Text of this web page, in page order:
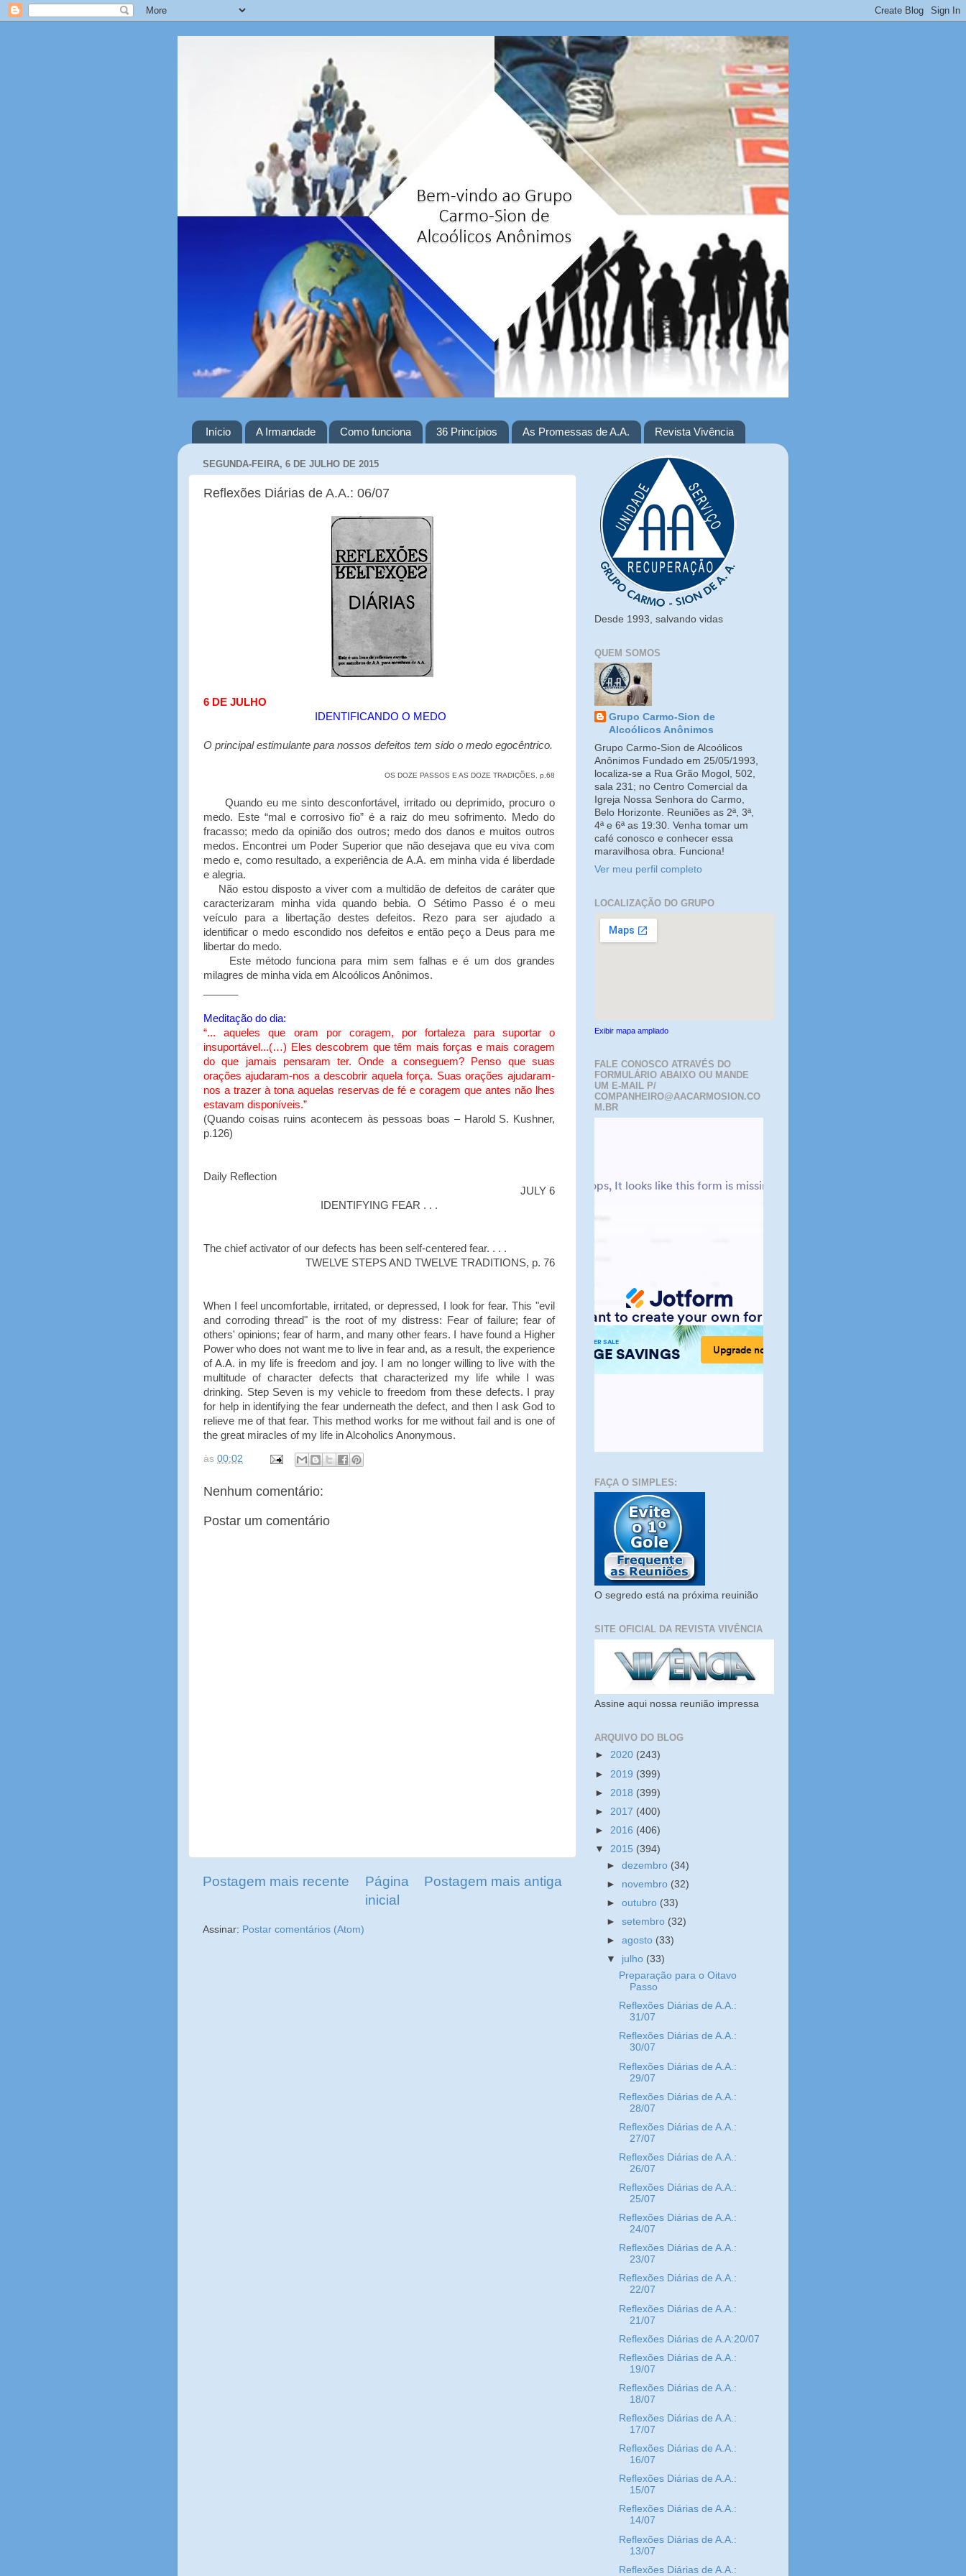
Início A Irmandade Como funciona 36 Princípios As Promessas de A.A. Revista Vivência
SEGUNDA-FEIRA, 6 DE JULHO DE 2015
Reflexões Diárias de A.A.: 06/07
6 DE JULHO
IDENTIFICANDO O MEDO
O principal estimulante para nossos defeitos tem sido o medo egocêntrico.
OS DOZE PASSOS E AS DOZE TRADIÇÕES, p.68
Quando eu me sinto desconfortável, irritado ou deprimido, procuro o
medo. Este “mal e corrosivo fio” é a raiz do meu sofrimento. Medo do
fracasso; medo da opinião dos outros; medo dos danos e muitos outros
medos. Encontrei um Poder Superior que não desejava que eu viva com
medo e, como resultado, a experiência de A.A. em minha vida é liberdade
e alegria.
Não estou disposto a viver com a multidão de defeitos de caráter que
caracterizaram minha vida quando bebia. O Sétimo Passo é o meu
veículo para a libertação destes defeitos. Rezo para ser ajudado a
identificar o medo escondido nos defeitos e então peço a Deus para me
libertar do medo.
Este método funciona para mim sem falhas e é um dos grandes
milagres de minha vida em Alcoólicos Anônimos.
Meditação do dia:
“... aqueles que oram por coragem, por fortaleza para suportar o
insuportável...(…) Eles descobrem que têm mais forças e mais coragem
do que jamais pensaram ter. Onde a conseguem? Penso que suas
orações ajudaram-nos a descobrir aquela força. Suas orações ajudaram-
nos a trazer à tona aquelas reservas de fé e coragem que antes não lhes
estavam disponíveis.”
(Quando coisas ruins acontecem às pessoas boas – Harold S. Kushner,
p.126)
Daily Reflection
JULY 6
IDENTIFYING FEAR . . .
The chief activator of our defects has been self-centered fear. . . .
TWELVE STEPS AND TWELVE TRADITIONS, p. 76
When I feel uncomfortable, irritated, or depressed, I look for fear. This "evil
and corroding thread" is the root of my distress: Fear of failure; fear of
others' opinions; fear of harm, and many other fears. I have found a Higher
Power who does not want me to live in fear and, as a result, the experience
of A.A. in my life is freedom and joy. I am no longer willing to live with the
multitude of character defects that characterized my life while I was
drinking. Step Seven is my vehicle to freedom from these defects. I pray
for help in identifying the fear underneath the defect, and then I ask God to
relieve me of that fear. This method works for me without fail and is one of
the great miracles of my life in Alcoholics Anonymous.
às 00:02
Nenhum comentário:
Postar um comentário
Postagem mais recente Postagem mais antiga
Página
inicial
Assinar: Postar comentários (Atom)
Desde 1993, salvando vidas
QUEM SOMOS
Grupo Carmo-Sion de
Alcoólicos Anônimos
Grupo Carmo-Sion de Alcoólicos
Anônimos Fundado em 25/05/1993,
localiza-se a Rua Grão Mogol, 502,
sala 231; no Centro Comercial da
Igreja Nossa Senhora do Carmo,
Belo Horizonte. Reuniões as 2ª, 3ª,
4ª e 6ª as 19:30. Venha tomar um
café conosco e conhecer essa
maravilhosa obra. Funciona!
Ver meu perfil completo
LOCALIZAÇÃO DO GRUPO
Exibir mapa ampliado
FALE CONOSCO ATRAVÉS DO
FORMULÁRIO ABAIXO OU MANDE
UM E-MAIL P/
COMPANHEIRO@AACARMOSION.CO
M.BR
FAÇA O SIMPLES:
O segredo está na próxima reuinião
SITE OFICIAL DA REVISTA VIVÊNCIA
Assine aqui nossa reunião impressa
ARQUIVO DO BLOG
► 2020 (243)
► 2019 (399)
► 2018 (399)
► 2017 (400)
► 2016 (406)
▼ 2015 (394)
►dezembro (34)
► novembro (32)
►outubro (33)
►setembro (32)
►agosto (33)
▼ julho (33)
Preparação para o Oitavo
Passo
Reflexões Diárias de A.A.:
31/07
Reflexões Diárias de A.A.:
30/07
Reflexões Diárias de A.A.:
29/07
Reflexões Diárias de A.A.:
28/07
Reflexões Diárias de A.A.:
27/07
Reflexões Diárias de A.A.:
26/07
Reflexões Diárias de A.A.:
25/07
Reflexões Diárias de A.A.:
24/07
Reflexões Diárias de A.A.:
23/07
Reflexões Diárias de A.A.:
22/07
Reflexões Diárias de A.A.:
21/07
Reflexões Diárias de A.A:20/07
Reflexões Diárias de A.A.:
19/07
Reflexões Diárias de A.A.:
18/07
Reflexões Diárias de A.A.:
17/07
Reflexões Diárias de A.A.:
16/07
Reflexões Diárias de A.A.:
15/07
Reflexões Diárias de A.A.:
14/07
Reflexões Diárias de A.A.:
13/07
Reflexões Diárias de A.A.: